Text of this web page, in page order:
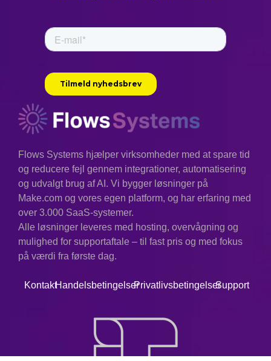
Flows Systems hjælper virksomheder med at spare tid
og reducere fejl gennem integrationer, automatisering
og udvalgt brug af AI. Vi bygger løsninger på
Make.com og vores egen platform, og har erfaring med
over 3.000 SaaS-systemer.
Alle løsninger leveres med hosting, overvågning og
mulighed for supportaftale – til fast pris og med fokus
på værdi fra første dag.
KontaktHandelsbetingelserPrivatlivsbetingelserSupport